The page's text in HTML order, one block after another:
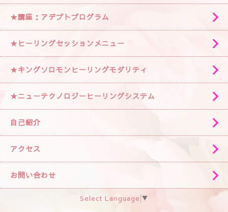
★講座：アデプトプログラム
★ヒーリングセッションメニュー
★キングソロモンヒーリングモダリティ
★ニューテクノロジーヒーリングシステム
自己紹介
アクセス
お問い合わせ
Select Language ▼